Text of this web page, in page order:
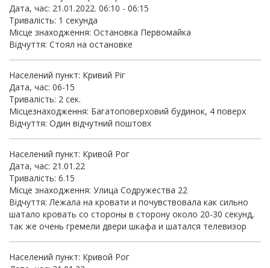
Дата, час: 21.01.2022. 06:10 - 06:15
Тривалість: 1 секунда
Місце знаходження: Остановка Первомайка
Відчуття: Стоял на остановке
Населений пункт: Кривий Ріг
Дата, час: 06-15
Тривалість: 2 сек.
Місцезнаходження: Багатоповерховий будинок, 4 поверх
Відчуття: Один відчутний поштовх
Населений пункт: Кривой Рог
Дата, час: 21.01.22
Тривалість: 6.15
Місце знаходження: Улица Содружества 22
Відчуття: Лежала на кровати и почувствовала как сильно
шатало кровать со стороны в сторону около 20-30 секунд,
так же очень гремели двери шкафа и шатался телевизор
Населений пункт: Кривой Рог